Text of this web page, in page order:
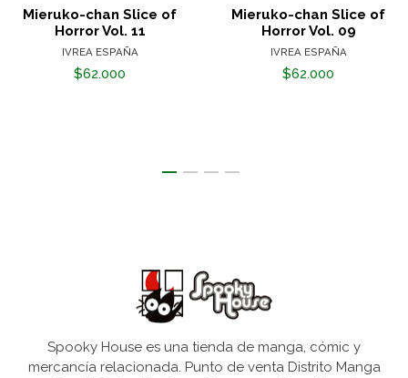
Mieruko-chan Slice of
Horror Vol. 11
IVREA ESPAÑA
$62.000
Mieruko-chan Slice of
Horror Vol. 09
IVREA ESPAÑA
$62.000
Spooky House es una tienda de manga, cómic y
mercancía relacionada. Punto de venta Distrito Manga